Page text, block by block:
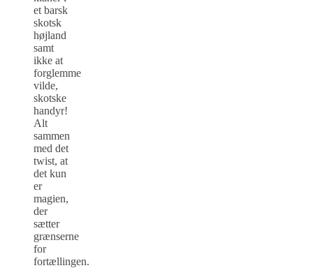
et barsk
skotsk
højland
samt
ikke at
forglemme
vilde,
skotske
handyr!
Alt
sammen
med det
twist, at
det kun
er
magien,
der
sætter
grænserne
for
fortællingen.